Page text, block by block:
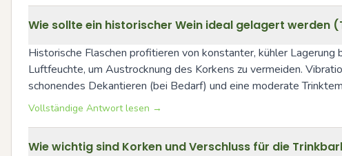
Wie sollte ein historischer Wein ideal gelagert werden
Historische Flaschen profitieren von konstanter, kühler
Luftfeuchte, um Austrocknung des Korkens zu vermeiden.
schonendes Dekantieren (bei Bedarf) und eine moderate
Vollständige Antwort lesen →
Wie wichtig sind Korken und Verschluss für die